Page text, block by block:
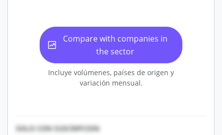
Compare with companies in
the sector
Incluye volúmenes, países de origen y
variación mensual.
SOLO CON SUSCRIPCION